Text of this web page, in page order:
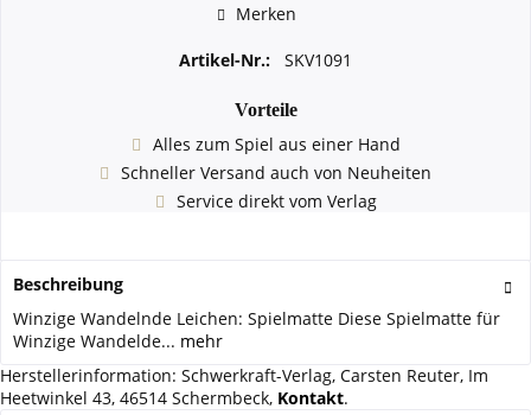
Merken
Artikel-Nr.: SKV1091
Vorteile
Alles zum Spiel aus einer Hand
Schneller Versand auch von Neuheiten
Service direkt vom Verlag
Beschreibung
Winzige Wandelnde Leichen: Spielmatte Diese Spielmatte für
Winzige Wandelde... mehr
Herstellerinformation: Schwerkraft-Verlag, Carsten Reuter, Im
Heetwinkel 43, 46514 Schermbeck, Kontakt.